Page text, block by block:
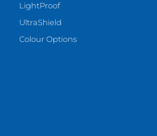
LightProof
UltraShield
Colour Options